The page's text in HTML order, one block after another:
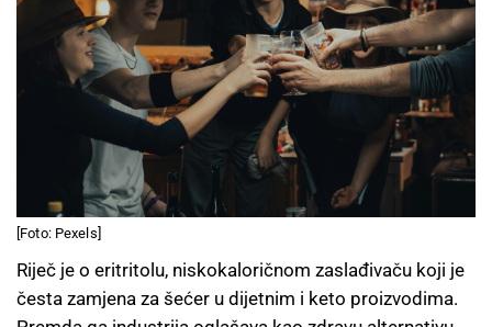
[Foto: Pexels]
Riječ je o eritritolu, niskokaloričnom zaslađivaču koji je
česta zamjena za šećer u dijetnim i keto proizvodima.